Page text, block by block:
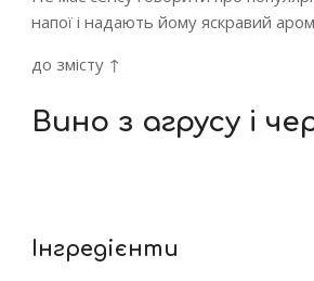
напої і надають йому яскравий
до змісту ↑
Вино з агрусу і
Інгредієнти